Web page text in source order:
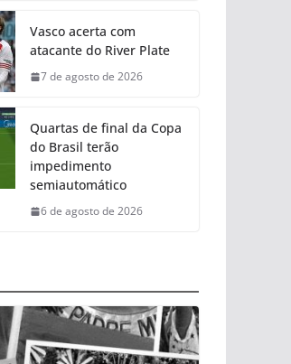
Vasco acerta com
atacante do River Plate
7 de agosto de 2026
Quartas de final da Copa
do Brasil terão
impedimento
semiautomático
6 de agosto de 2026